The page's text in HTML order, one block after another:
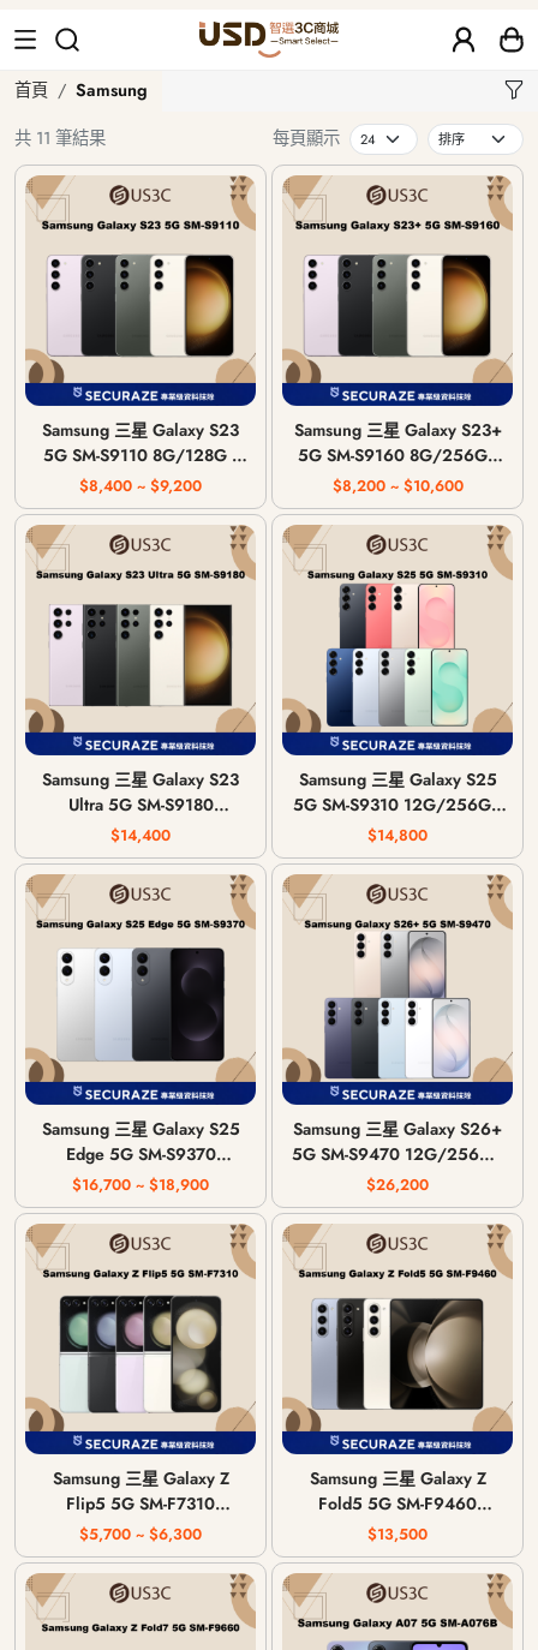
Samsung
首頁
Samsung
共 11 筆結果
每頁顯示
Samsung 三星 Galaxy S23
5G SM-S9110 8G/128G |
8G/256G
$8,400 ~ $9,200
Samsung 三星 Galaxy S23+
5G SM-S9160 8G/256G |
8G/512G
$8,200 ~ $10,600
Samsung 三星 Galaxy S23
Ultra 5G SM-S9180
12G/256G | 12G/512G |
12G/1T
$14,400
Samsung 三星 Galaxy S25
5G SM-S9310 12G/256G |
12G/512G
$14,800
Samsung 三星 Galaxy S25
Edge 5G SM-S9370
12G/256G | 12G/512G
$16,700 ~ $18,900
Samsung 三星 Galaxy S26+
5G SM-S9470 12G/256G |
12G/512G
$26,200
Samsung 三星 Galaxy Z
Flip5 5G SM-F7310
8G/256G | 8G/512G
$5,700 ~ $6,300
Samsung 三星 Galaxy Z
Fold5 5G SM-F9460
12G/256G | 12G/512G |
12G/1T
$13,500